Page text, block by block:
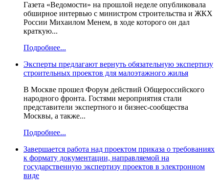
Газета «Ведомости» на прошлой неделе опубликовала
обширное интервью с министром строительства и ЖКХ
России Михаилом Менем, в ходе которого он дал
краткую...
Подробнее...
Эксперты предлагают вернуть обязательную экспертизу
строительных проектов для малоэтажного жилья
В Москве прошел Форум действий Общероссийского
народного фронта. Гостями мероприятия стали
представители экспертного и бизнес-сообщества
Москвы, а также...
Подробнее...
Завершается работа над проектом приказа о требованиях
к формату документации, направляемой на
государственную экспертизу проектов в электронном
виде